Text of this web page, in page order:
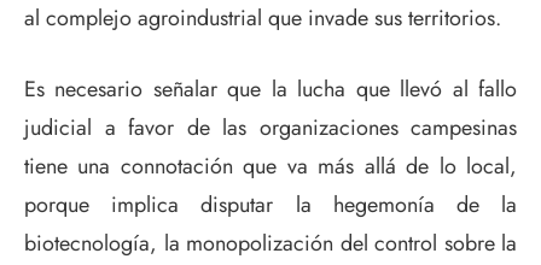
al complejo agroindustrial que invade sus territorios.
Es necesario señalar que la lucha que llevó al fallo
judicial a favor de las organizaciones campesinas
tiene una connotación que va más allá de lo local,
porque implica disputar la hegemonía de la
biotecnología, la monopolización del control sobre la